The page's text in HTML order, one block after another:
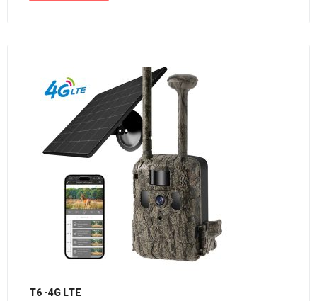
T6 -4G LTE